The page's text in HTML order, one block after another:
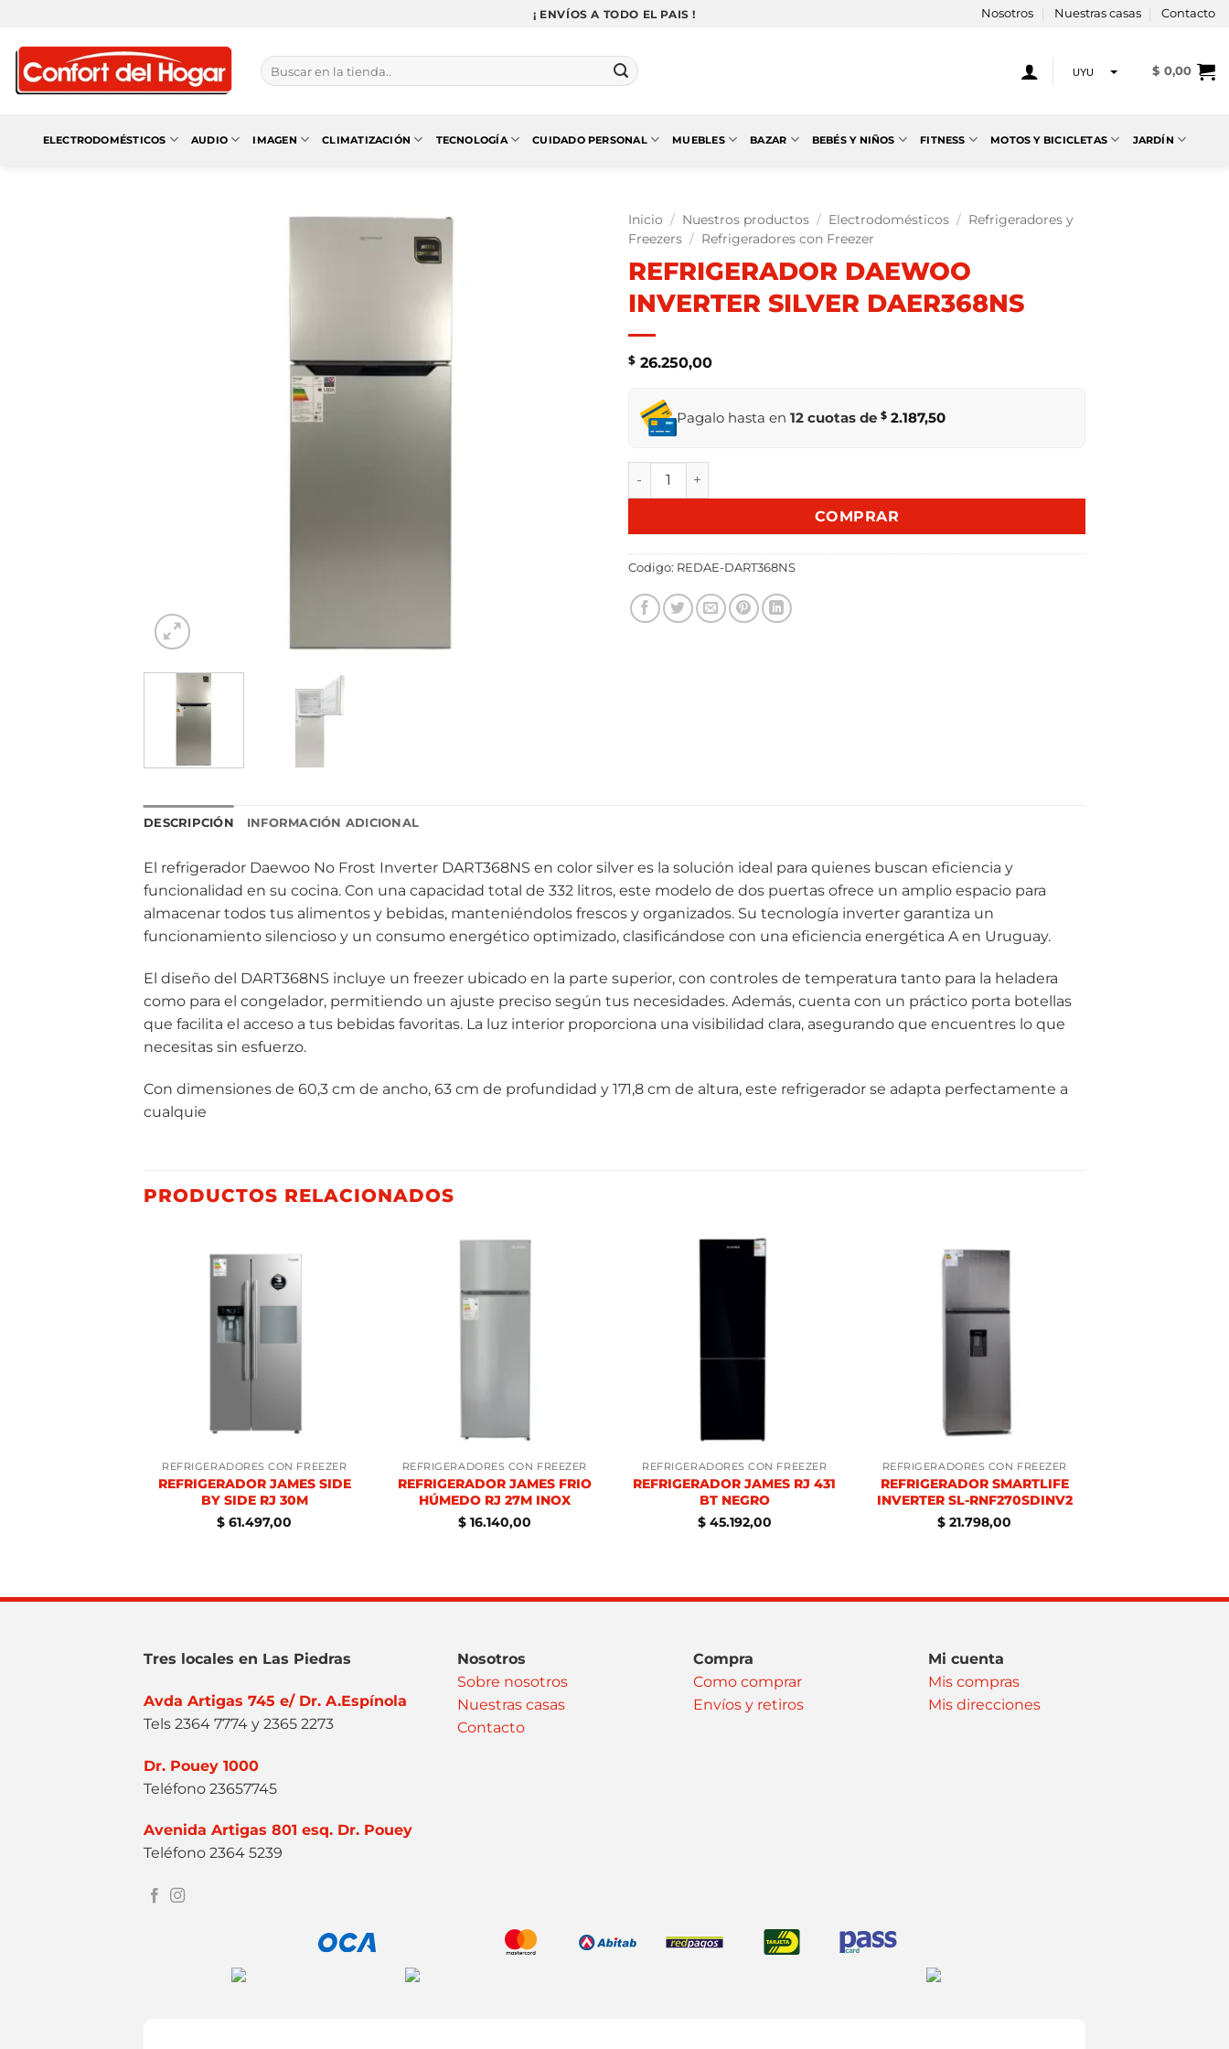
contenido
¡ ENVÍOS A TODO EL PAIS ! Nosotros Nuestras casas Contacto
Buscar
por:
UYU $ 0,00
ELECTRODOMÉSTICOS AUDIO IMAGEN CLIMATIZACIÓN TECNOLOGÍA CUIDADO PERSONAL MUEBLES BAZAR BEBÉS Y NIÑOS FITNESS MOTOS Y BICICLETAS JARDÍN
Inicio / Nuestros productos / Electrodomésticos / Refrigeradores y
Freezers / Refrigeradores con Freezer
REFRIGERADOR DAEWOO
INVERTER SILVER DAER368NS
$ 26.250,00
Pagalo hasta en 12 cuotas de $ 2.187,50
REFRIGERADOR DAEWOO INVERTER SILVER DAER368NS cantidad
COMPRAR
Codigo: REDAE-DART368NS
DESCRIPCIÓN INFORMACIÓN ADICIONAL
El refrigerador Daewoo No Frost Inverter DART368NS en color silver es la solución ideal para quienes buscan eficiencia y
funcionalidad en su cocina. Con una capacidad total de 332 litros, este modelo de dos puertas ofrece un amplio espacio para
almacenar todos tus alimentos y bebidas, manteniéndolos frescos y organizados. Su tecnología inverter garantiza un
funcionamiento silencioso y un consumo energético optimizado, clasificándose con una eficiencia energética A en Uruguay.
El diseño del DART368NS incluye un freezer ubicado en la parte superior, con controles de temperatura tanto para la heladera
como para el congelador, permitiendo un ajuste preciso según tus necesidades. Además, cuenta con un práctico porta botellas
que facilita el acceso a tus bebidas favoritas. La luz interior proporciona una visibilidad clara, asegurando que encuentres lo que
necesitas sin esfuerzo.
Con dimensiones de 60,3 cm de ancho, 63 cm de profundidad y 171,8 cm de altura, este refrigerador se adapta perfectamente a
cualquie
PRODUCTOS RELACIONADOS
REFRIGERADORES CON FREEZER
REFRIGERADOR JAMES SIDE
BY SIDE RJ 30M
$ 61.497,00
REFRIGERADORES CON FREEZER
REFRIGERADOR JAMES FRIO
HÚMEDO RJ 27M INOX
$16.140,00
REFRIGERADORES CON FREEZER
REFRIGERADOR JAMES RJ 431
BT NEGRO
$45.192,00
REFRIGERADORES CON FREEZER
REFRIGERADOR SMARTLIFE
INVERTER SL-RNF270SDINV2
$ 21.798,00
Tres locales en Las Piedras
Avda Artigas 745 e/ Dr. A.Espínola
Tels 2364 7774 y 2365 2273
Dr. Pouey 1000
Teléfono 23657745
Avenida Artigas 801 esq. Dr. Pouey
Teléfono 2364 5239
Nosotros
Sobre nosotros
Nuestras casas
Contacto
Compra
Como comprar
Envíos y retiros
Mi cuenta
Mis compras
Mis direcciones